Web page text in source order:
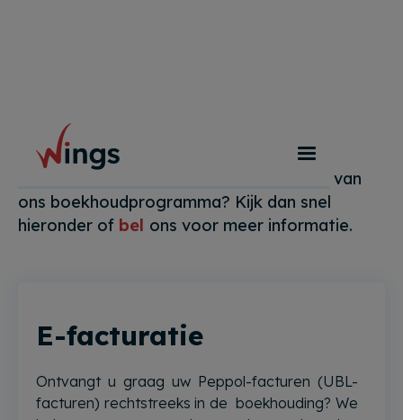
Functionaliteiten
Bent u benieuwd naar de mogelijkheden van
ons boekhoudprogramma? Kijk dan snel
hieronder of bel ons voor meer informatie.
E-facturatie
Ontvangt u graag uw Peppol-facturen (UBL-
facturen) rechtstreeks in de boekhouding? We